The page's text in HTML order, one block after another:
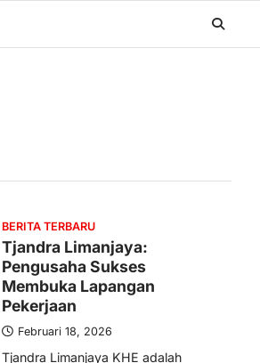
situasi…
BERITA TERBARU
Tjandra Limanjaya:
Pengusaha Sukses
Membuka Lapangan
Pekerjaan
Februari 18, 2026
Tjandra Limanjaya KHE adalah